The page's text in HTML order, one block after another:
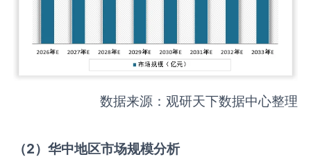
数据来源：观研天下数据中心整理
（2）华中地区市场规模分析